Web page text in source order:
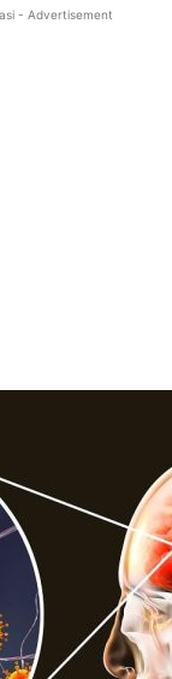
- Advertisement